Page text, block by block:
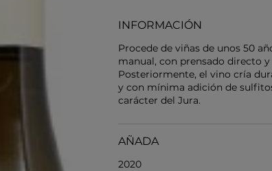
INFORMACIÓN
Procede de viñas de unos 50
manual, con prensado directo
Posteriormente, el vino cría
y con mínima adición de
carácter del Jura.
AÑADA
2020